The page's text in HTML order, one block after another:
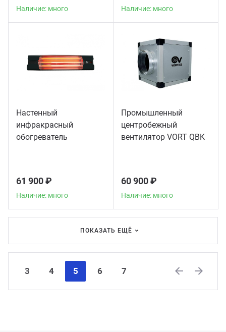
Наличие: много Наличие: много
Настенный
инфракрасный
обогреватель
61 900 ₽
Наличие: много
Промышленный
центробежный
вентилятор VORT QBK
60 900 ₽
Наличие: много
ПОКАЗАТЬ ЕЩЁ
3 4 5 6
7